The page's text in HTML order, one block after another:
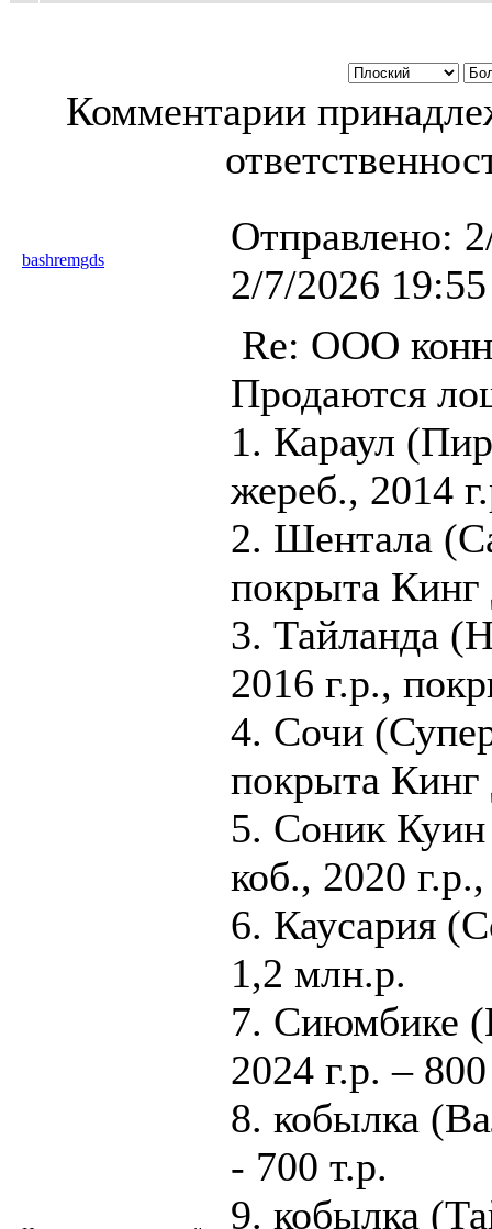
Комментарии
bashremgds
Отправлено:
2/7/2026 19:55
Re: ООО
Продаются
1. Караул
жереб., 2014
2. Шентала
покрыта Кинг
3. Тайланда
2016 г.р.,
4. Сочи
покрыта Кинг
5. Соник
коб., 2020
6. Каусария
1,2 млн.р.
7. Сиюмбике
2024 г.р. –
8. кобылка
- 700 т.р.
9. кобылка